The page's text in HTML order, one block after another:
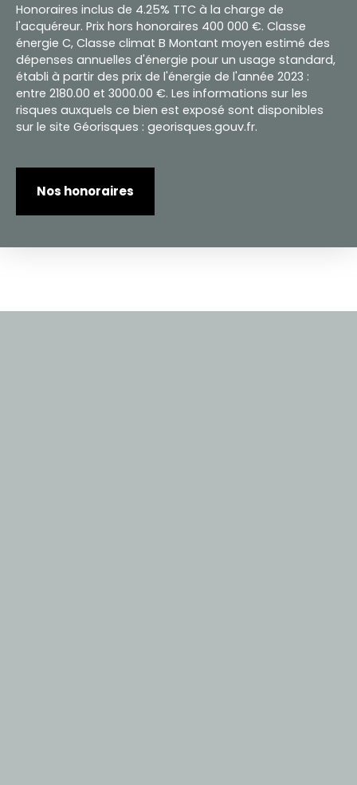
Honoraires inclus de 4.25% TTC à la charge de
l'acquéreur. Prix hors honoraires 400 000 €. Classe
énergie C, Classe climat B Montant moyen estimé des
dépenses annuelles d'énergie pour un usage standard,
établi à partir des prix de l'énergie de l'année 2023 :
entre 2180.00 et 3000.00 €. Les informations sur les
risques auxquels ce bien est exposé sont disponibles
sur le site Géorisques : georisques.gouv.fr.
Nos honoraires